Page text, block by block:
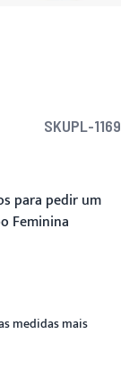
SKUPL-1169
para pedir um
Feminina
medidas mais